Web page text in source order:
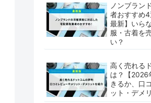
ノンブラン
者おすすめ
最新】いら
服・古着を
い？
高く売れる
は？【2026
きるか、口
ット・デメ